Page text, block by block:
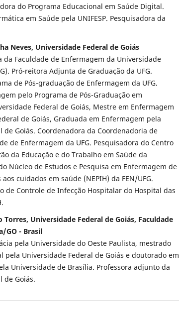
do Programa Educacional em Saúde Digital.
em Saúde pela UNIFESP. Pesquisadora da
Neves, Universidade Federal de Goiás
da Faculdade de Enfermagem da Universidade
Pró-reitora Adjunta de Graduação da UFG.
de Pós-graduação de Enfermagem da UFG.
pelo Programa de Pós-Graduação em
Federal de Goiás, Mestre em Enfermagem
de Goiás, Graduada em Enfermagem pela
de Goiás. Coordenadora da Coordenadoria de
de Enfermagem da UFG. Pesquisadora do Centro
da Educação e do Trabalho em Saúde da
Núcleo de Estudos e Pesquisa em Enfermagem de
cuidados em saúde (NEPIH) da FEN/UFG.
de Controle de Infecção Hospitalar do Hospital das
Torres, Universidade Federal de Goiás, Faculdade
GO - Brasil
pela Universidade do Oeste Paulista, mestrado
pela Universidade Federal de Goiás e doutorado em
Universidade de Brasília. Professora adjunto da
de Goiás.